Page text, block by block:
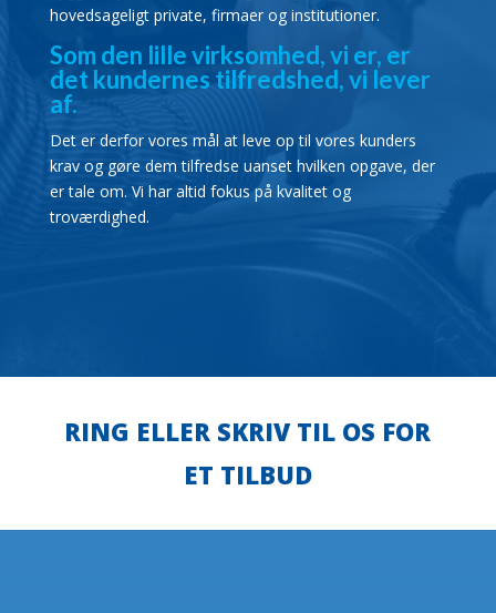
hovedsageligt private, firmaer og institutioner.
Som den lille virksomhed, vi er, er
det kundernes tilfredshed, vi lever
af.
Det er derfor vores mål at leve op til vores kunders
krav og gøre dem tilfredse uanset hvilken opgave, der
er tale om. Vi har altid fokus på kvalitet og
troværdighed.
RING ELLER SKRIV TIL OS FOR
ET TILBUD